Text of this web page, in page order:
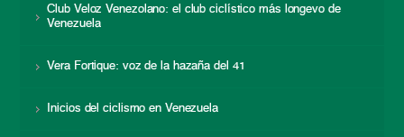
Club Veloz Venezolano: el club ciclístico más longevo de
Venezuela
Vera Fortique: voz de la hazaña del 41
Inicios del ciclismo en Venezuela